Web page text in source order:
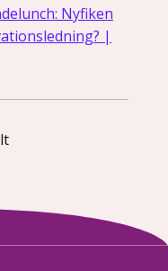
Nyfiken
|